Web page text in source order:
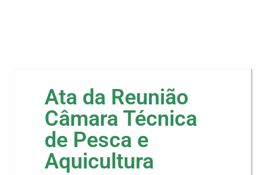
Ata da Reunião
Câmara Técnica
de Pesca e
Aquicultura